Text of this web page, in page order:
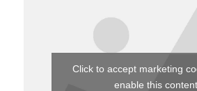
Click to accept marketing
enable this content